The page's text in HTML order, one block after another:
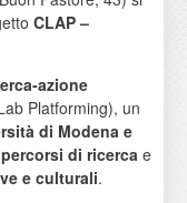
CLAP –
azione
Platforming), un
di Modena e
percorsi di ricerca e
e culturali.